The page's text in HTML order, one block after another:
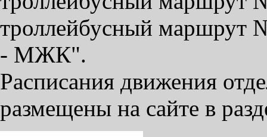
троллейбусный маршрут
- МЖК".
Расписания движения
размещены на сайте в